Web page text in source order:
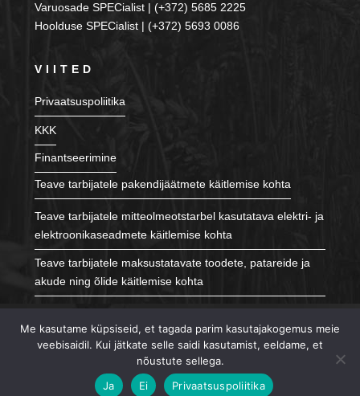
Varuosade SPECialist | (+372) 5685 2225
Hoolduse SPECialist | (+372) 5693 0086
VIITED
Privaatsuspoliitika
KKK
Finantseerimine
Teave tarbijatele pakendijäätmete käitlemise kohta
Teave tarbijatele mitteolmeotstarbel kasutatava elektri- ja
elektroonikaseadmete käitlemise kohta
Teave tarbijatele maksustatavate toodete, patareide ja
akude ning õlide käitlemise kohta
JÄLGI MEID
Me kasutame küpsiseid, et tagada parim kasutajakogemus meie
veebisaidil. Kui jätkate selle saidi kasutamist, eeldame, et
nõustute sellega.
Ja
Ei Privaatsuspoliitika